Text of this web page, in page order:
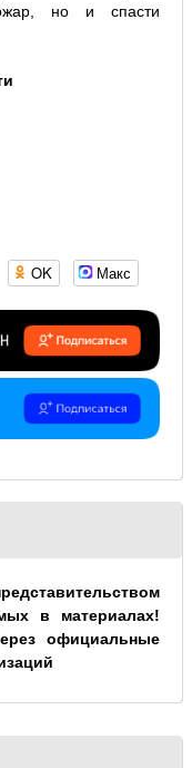
но и спасти
OK Макс
в материалах!
официальные